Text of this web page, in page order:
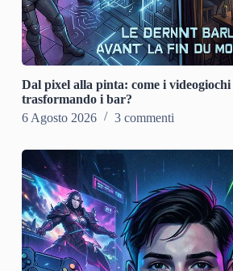
Dal pixel alla pinta: come i videogiochi
trasformando i bar?
6 Agosto 2026
3 commenti